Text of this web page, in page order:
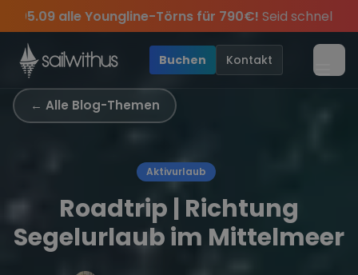
Skip to content
🔥Spätsommer Special:Am 05.09 alle Youngline-
Sichere Dir jetztDein Meilenbuch und Deine
Verpass keineTörn-Updates, Insider-Tippsund
sei dabei. Season Closing Party 2026!Die Saison
Buchen Kontakt
← Alle Blog-Themen
Aktivurlaub
Roadtrip | Richtung
Segelurlaub im Mittelmeer